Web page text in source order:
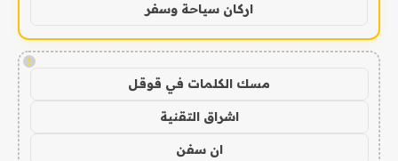
اركان سياحة وسفر
!
مسك الكلمات في قوقل
اشراق التقنية
ان سفن